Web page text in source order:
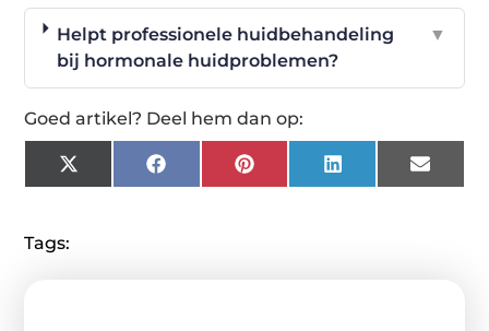
Helpt professionele huidbehandeling
bij hormonale huidproblemen?
▼
Goed artikel? Deel hem dan op:
X
(Twitter)
FacebookPinterestLinkedIn Email
Tags: